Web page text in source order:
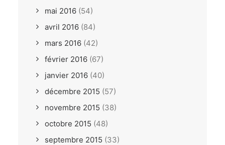
mai 2016 (54)
avril 2016 (84)
mars 2016 (42)
février 2016 (67)
janvier 2016 (40)
décembre 2015 (57)
novembre 2015 (38)
octobre 2015 (48)
septembre 2015 (33)